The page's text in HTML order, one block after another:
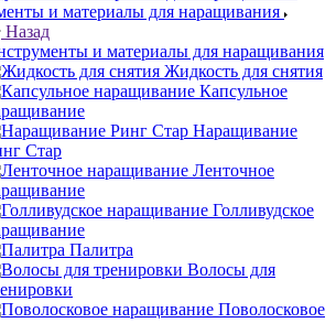
и материалы для наращивания
Назад
и материалы для наращивания
Жидкость для снятия
Капсульное
Наращивание
Стар
Ленточное
Голливудское
Палитра
Волосы для
Поволосковое